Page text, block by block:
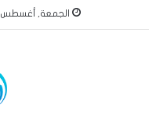
الجمعة, أغسطس 7 2026